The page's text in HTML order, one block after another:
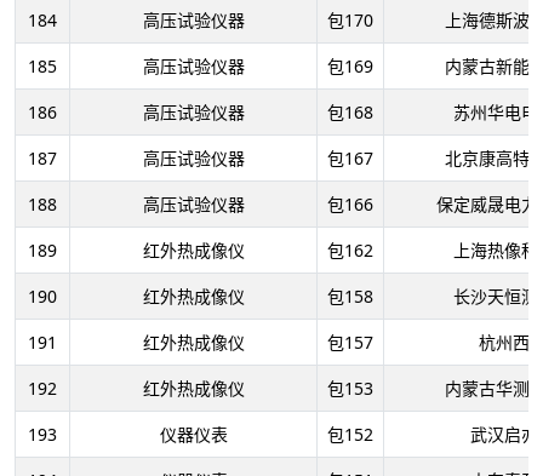
184
高压试验仪器 包170
上海德斯波
185
高压试验仪器 包169
内蒙古新能
186
高压试验仪器 包168
苏州华电
187
高压试验仪器 包167
北京康高特
188
高压试验仪器 包166
保定威晟电
189
红外热成像仪 包162
上海热像
190
红外热成像仪 包158
长沙天恒
191
红外热成像仪 包157
杭州西
192
红外热成像仪 包153
内蒙古华测
193
仪器仪表 包152
武汉启